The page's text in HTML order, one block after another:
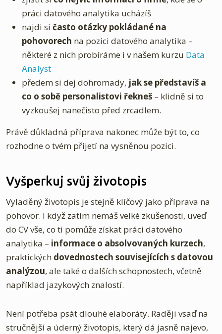
práci datového analytika ucházíš
najdi si často otázky pokládané na
pohovorech na pozici datového analytika –
některé z nich probíráme i v našem kurzu Data
Analyst
předem si dej dohromady, jak se představíš a
co o sobě personalistovi řekneš – klidně si to
vyzkoušej nanečisto před zrcadlem.
Právě důkladná příprava nakonec může být to, co
rozhodne o tvém přijetí na vysněnou pozici.
Vyšperkuj svůj životopis
Vyladěný životopis je stejně klíčový jako příprava na
pohovor. I když zatím nemáš velké zkušenosti, uveď
do CV vše, co ti pomůže získat práci datového
analytika – informace o absolvovaných kurzech,
praktických dovednostech souvisejících s datovou
analýzou, ale také o dalších schopnostech, včetně
například jazykových znalostí.
Není potřeba psát dlouhé elaboráty. Raději vsaď na
stručnější a úderný životopis, který dá jasně najevo,